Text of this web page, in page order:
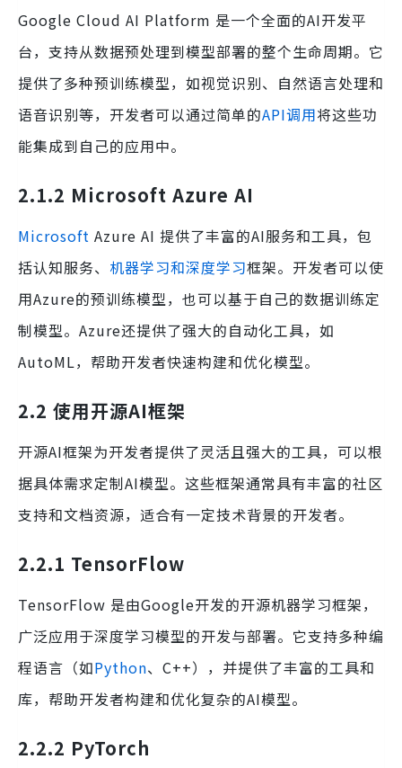
Google Cloud AI Platform 是一个全面的AI开发平
台，支持从数据预处理到模型部署的整个生命周期。它
提供了多种预训练模型，如视觉识别、自然语言处理和
语音识别等，开发者可以通过简单的API调用将这些功
能集成到自己的应用中。
2.1.2 Microsoft Azure AI
Microsoft Azure AI 提供了丰富的AI服务和工具，包
括认知服务、 机器学习和深度学习框架。开发者可以使
用Azure的预训练模型，也可以基于自己的数据训练定
制模型。Azure还提供了强大的自动化工具，如
AutoML，帮助开发者快速构建和优化模型。
2.2 使用开源AI框架
开源AI框架为开发者提供了灵活且强大的工具，可以根
据具体需求定制AI模型。这些框架通常具有丰富的社区
支持和文档资源，适合有一定技术背景的开发者。
2.2.1 TensorFlow
TensorFlow 是由Google开发的开源机器学习框架，
广泛应用于深度学习模型的开发与部署。它支持多种编
程语言（如Python、C++），并提供了丰富的工具和
库，帮助开发者构建和优化复杂的AI模型。
2.2.2 PyTorch